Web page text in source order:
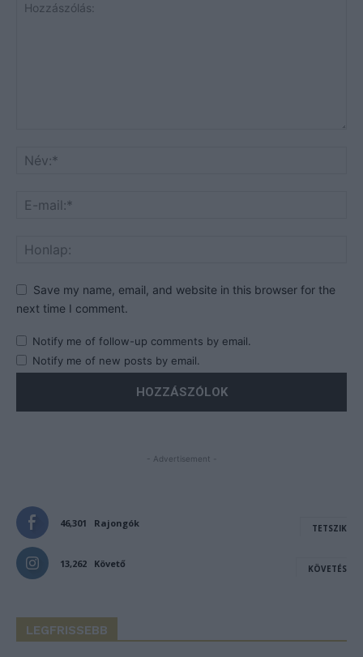
Save my name, email, and website in this browser for the
next time I comment.
Notify me of follow-up comments by email.
Notify me of new posts by email.
- Advertisement -
46,301 Rajongók TETSZIK
13,262 Követő KÖVETÉS
LEGFRISSEBB